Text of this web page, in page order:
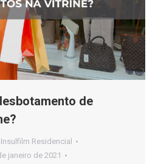
de
Insulfilm Residencial
janeiro de 2021